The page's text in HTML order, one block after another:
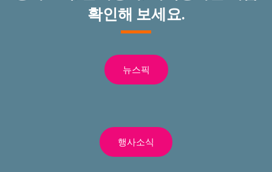
확인해 보세요.
뉴스픽
행사소식